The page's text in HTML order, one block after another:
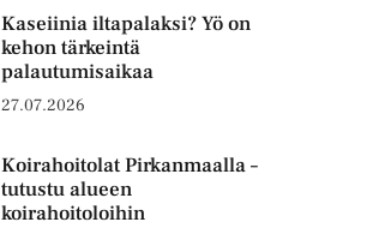
Kaseiinia iltapalaksi? Yö on
kehon tärkeintä
palautumisaikaa
27.07.2026
Koirahoitolat Pirkanmaalla –
tutustu alueen
koirahoitoloihin